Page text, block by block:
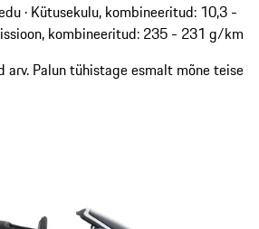
· Kütusekulu, kombineeritud: 10,3 -
kombineeritud: 235 - 231 g/km
arv. Palun tühistage esmalt mõne teise